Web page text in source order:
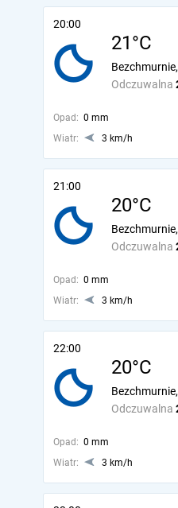
20:00
21°C
Odczuwalna
Opad: 0 mm
Wiatr:
3 km/h
21:00
20°C
Odczuwalna
Opad: 0 mm
Wiatr:
3 km/h
22:00
20°C
Odczuwalna
Opad: 0 mm
Wiatr:
3 km/h